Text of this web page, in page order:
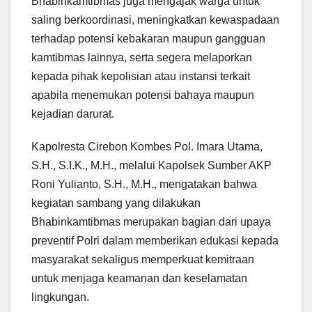
saling berkoordinasi, meningkatkan kewaspadaan
terhadap potensi kebakaran maupun gangguan
kamtibmas lainnya, serta segera melaporkan
kepada pihak kepolisian atau instansi terkait
apabila menemukan potensi bahaya maupun
kejadian darurat.
Kapolresta Cirebon Kombes Pol. Imara Utama,
S.H., S.I.K., M.H., melalui Kapolsek Sumber AKP
Roni Yulianto, S.H., M.H., mengatakan bahwa
kegiatan sambang yang dilakukan
Bhabinkamtibmas merupakan bagian dari upaya
preventif Polri dalam memberikan edukasi kepada
masyarakat sekaligus memperkuat kemitraan
untuk menjaga keamanan dan keselamatan
lingkungan.